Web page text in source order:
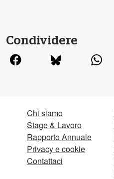
Condividere
Chi siamo
Stage & Lavoro
Rapporto Annuale
Privacy e cookie
Contattaci